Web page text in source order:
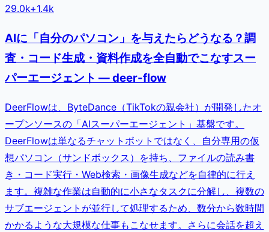
29.0k+1.4k
AIに「自分のパソコン」を与えたらどうなる？調
査・コード生成・資料作成を全自動でこなすスー
パーエージェント — deer-flow
DeerFlowは、ByteDance（TikTokの親会社）が開発したオ
ープンソースの「AIスーパーエージェント」基盤です。
DeerFlowは単なるチャットボットではなく、自分専用の仮
想パソコン（サンドボックス）を持ち、ファイルの読み書
き・コード実行・Web検索・画像生成などを自律的に行え
ます。複雑な作業は自動的に小さなタスクに分解し、複数の
サブエージェントが並行して処理するため、数分から数時間
かかるような大規模な仕事もこなせます。さらに会話を超え